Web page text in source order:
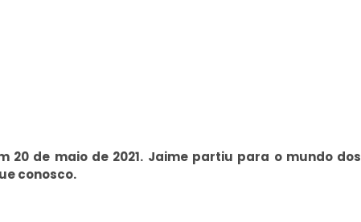
20 de maio de 2021. Jaime partiu para o mundo dos
conosco.